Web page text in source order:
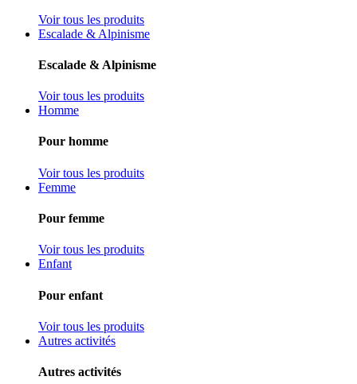
Voir tous les produits
Escalade & Alpinisme
Escalade & Alpinisme
Voir tous les produits
Homme
Pour homme
Voir tous les produits
Femme
Pour femme
Voir tous les produits
Enfant
Pour enfant
Voir tous les produits
Autres activités
Autres activités